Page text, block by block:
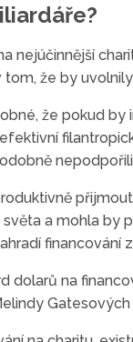
nejúčinnější
že by
že pokud
a mohla by
financování
na